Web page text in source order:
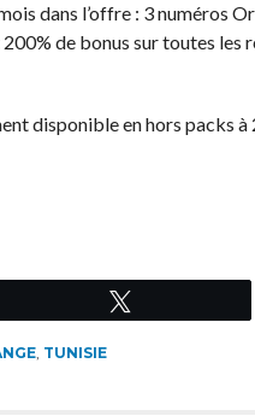
dans l’offre : 3 numéros
de bonus sur toutes les
disponible en hors packs
, TUNISIE